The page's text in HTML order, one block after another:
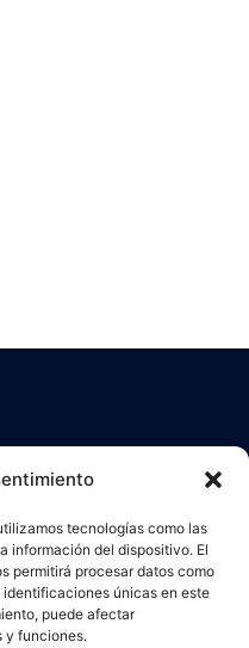
tecnologías como las
información del dispositivo. El
permitirá procesar datos como
únicas en este
puede afectar
y funciones.